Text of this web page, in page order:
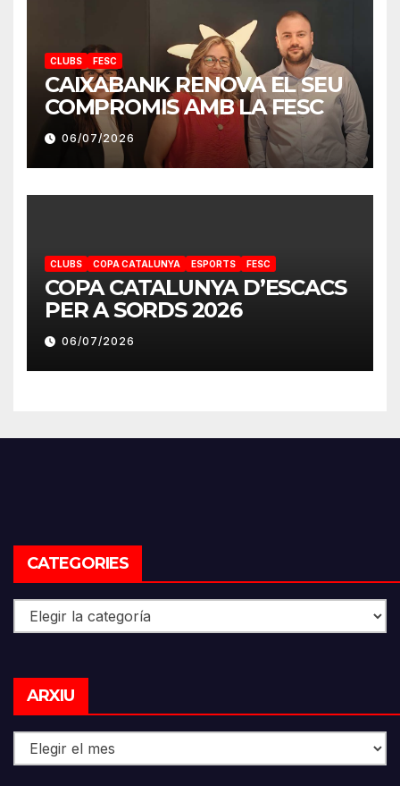
CLUBS FESC
CAIXABANK RENOVA EL SEU
COMPROMIS AMB LA FESC
06/07/2026
CLUBS COPA CATALUNYA ESPORTS FESC
COPA CATALUNYA D’ESCACS
PER A SORDS 2026
06/07/2026
CATEGORIES
Categories
ARXIU